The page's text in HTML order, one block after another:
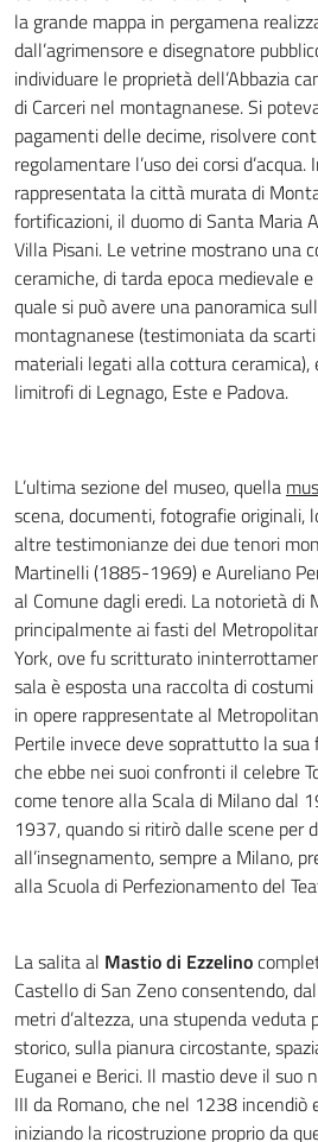
la grande mappa in pergamena
dall’agrimensore e disegnatore
individuare le proprietà dell’Abbazia
di Carceri nel montagnanese. Si
pagamenti delle decime, risolvere
regolamentare l’uso dei corsi
rappresentata la città murata di
fortificazioni, il duomo di Santa Maria
Villa Pisani. Le vetrine mostrano una
ceramiche, di tarda epoca medievale
quale si può avere una panoramica
montagnanese (testimoniata da
materiali legati alla cottura
limitrofi di Legnago, Este e Padova.
L’ultima sezione del museo, quella
scena, documenti, fotografie originali,
altre testimonianze dei due tenori
Martinelli (1885-1969) e Aureliano
al Comune dagli eredi. La notorietà di
principalmente ai fasti del
York, ove fu scritturato
sala è esposta una raccolta di
in opere rappresentate al
Pertile invece deve soprattutto la sua
che ebbe nei suoi confronti il celebre
come tenore alla Scala di Milano dal
1937, quando si ritirò dalle scene per
all’insegnamento, sempre a Milano,
alla Scuola di Perfezionamento del
La salita al Mastio di Ezzelino
Castello di San Zeno consentendo,
metri d’altezza, una stupenda veduta
storico, sulla pianura circostante,
Euganei e Berici. Il mastio deve il suo
III da Romano, che nel 1238 incendiò
iniziando la ricostruzione proprio da